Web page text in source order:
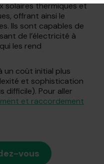
solaires thermiques et
offrant ainsi le
Ils sont capables de
de l’électricité à
les rend
un coût initial plus
et sophistication
difficile). Pour aller
et raccordement
vous